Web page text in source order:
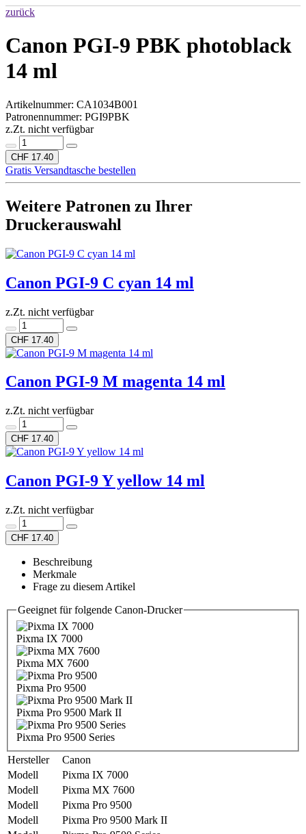
zurück
Canon PGI-9 PBK photoblack
14 ml
Artikelnummer: CA1034B001
Patronennummer: PGI9PBK
z.Zt. nicht verfügbar
CHF 17.40
Gratis Versandtasche bestellen
Weitere Patronen zu Ihrer
Druckerauswahl
Canon PGI-9 C cyan 14 ml
z.Zt. nicht verfügbar
CHF 17.40
Canon PGI-9 M magenta 14 ml
z.Zt. nicht verfügbar
CHF 17.40
Canon PGI-9 Y yellow 14 ml
z.Zt. nicht verfügbar
CHF 17.40
Beschreibung
Merkmale
Frage zu diesem Artikel
Geeignet für folgende Canon-Drucker
Pixma IX 7000
Pixma MX 7600
Pixma Pro 9500
Pixma Pro 9500 Mark II
Pixma Pro 9500 Series
Hersteller
Canon
Modell
Pixma IX 7000
Modell
Pixma MX 7600
Modell
Pixma Pro 9500
Modell
Pixma Pro 9500 Mark II